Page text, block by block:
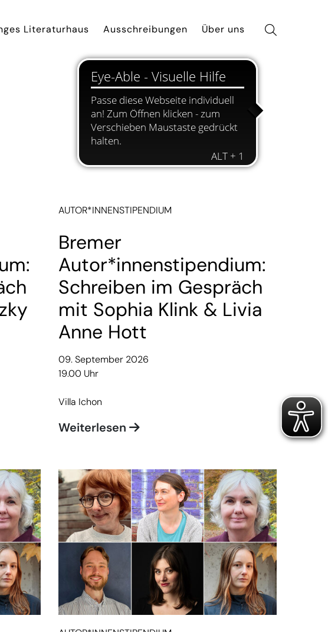
Literaturhaus Ausschreibungen Über uns
AUTOR*INNENSTIPENDIUM
Bremer
Autor*innenstipendium:
Schreiben im Gespräch
mit Sophia Klink & Livia
Anne Hott
09. September 2026
19.00 Uhr
Villa Ichon
Weiterlesen